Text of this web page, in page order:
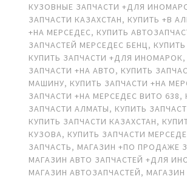
КУЗОВНЫЕ ЗАПЧАСТИ +ДЛЯ
ЗАПЧАСТИ КАЗАХСТАН, КУПИТЬ +В
+НА МЕРСЕДЕС, КУПИТЬ
ЗАПЧАСТЕЙ МЕРСЕДЕС БЕНЦ,
КУПИТЬ ЗАПЧАСТИ +ДЛЯ ИНОМАРОК,
ЗАПЧАСТИ +НА АВТО, КУПИТЬ
МАШИНУ, КУПИТЬ ЗАПЧАСТИ +НА
ЗАПЧАСТИ +НА МЕРСЕДЕС ВИТО 638,
ЗАПЧАСТИ АЛМАТЫ, КУПИТЬ
КУПИТЬ ЗАПЧАСТИ КАЗАХСТАН,
КУЗОВА, КУПИТЬ ЗАПЧАСТИ
ЗАПЧАСТЬ, МАГАЗИН +ПО ПРОДАЖЕ
МАГАЗИН АВТО ЗАПЧАСТЕЙ +ДЛЯ
МАГАЗИН АВТОЗАПЧАСТЕЙ, МАГАЗИН